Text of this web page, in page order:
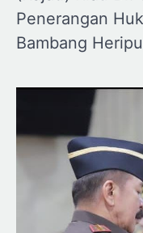
Penerangan
Bambang